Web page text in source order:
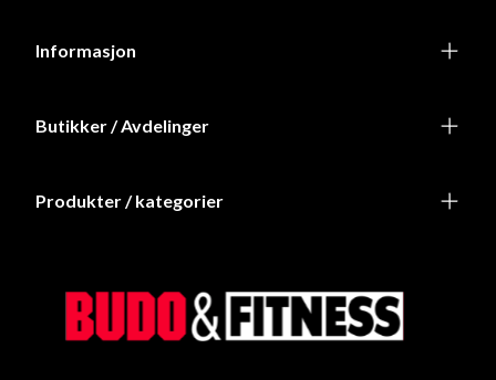
Informasjon
Butikker / Avdelinger
Produkter / kategorier